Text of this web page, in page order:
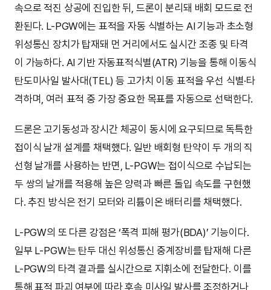
속으로 적진 상공에 진입한 뒤, 드론이 분리돼 배회 모드로 전
환된다. L-PGW에는 표적을 자동 식별하는 AI 기능과 초소형
위성통신 장치가 탑재돼 먼 거리에서도 실시간 조종 및 타격
이 가능하다. AI 기반 자동표적식별(ATR) 기능을 통해 이동식
탄도미사일 발사대(TEL) 등 고가치 이동 표적을 우선 식별·타
격하며, 여러 표적 중 가장 중요한 목표를 자동으로 선택한다.
드론은 고기동성과 장시간 체공이 동시에 요구되므로 독특한
접이식 날개 설계를 채택했다. 일반 배회형 탄약이 두 개의 직
선형 날개를 사용하는 반면, L-PGW는 접이식으로 수납되는
두 쌍의 날개를 적용해 높은 양력과 빠른 돌입 속도를 구현했
다. 추진 방식은 전기 모터와 리튬이온 배터리를 채택했다.
L-PGW의 또 다른 강점은 ‘폭격 피해 평가(BDA)’ 기능이다.
일부 L-PGW는 탄두 대신 위성통신 중계장비를 탑재해 다른
L-PGW의 타격 결과를 실시간으로 지휘소에 전달한다. 이를
통해 표적 파괴 여부에 따라 후속 미사일 발사를 조정하거나